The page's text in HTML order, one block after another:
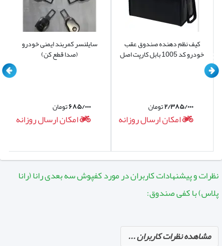
سایلنسر کمربند ایمنی خودرو
(صدا قطع کن)
۶۸۵/۰۰۰تومان
امکان ارسال روزانه
کیف نظم دهنده صندوق عقب
خودرو کد 1005 بابل کارپت اصل
۲/۳۸۵/۰۰۰تومان
امکان ارسال روزانه
نظرات و پیشنهادات کاربران در مورد کفپوش سه بعدی رانا (رانا
پلاس) با کفی صندوق:
مشاهده نظرات کاربران ...